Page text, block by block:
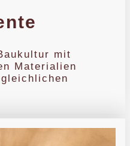
mit
Materialien